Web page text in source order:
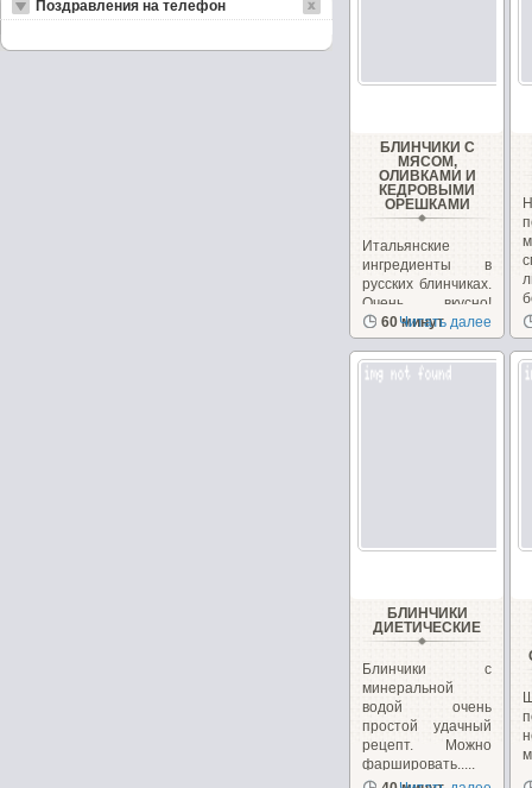
БЛИНЧИКИ С
МЯСОМ,
ОЛИВКАМИ И
КЕДРОВЫМИ
ОРЕШКАМИ
Итальянские
ингредиенты в
русских блинчиках.
Очень вкусно!
Необычно, на
сайте...
60 минут
Читать далее
БЛИНЧИКИ
ДИЕТИЧЕСКИЕ
Блинчики с
минеральной
водой очень
простой удачный
рецепт. Можно
фаршировать.....
Поздравления на телефон